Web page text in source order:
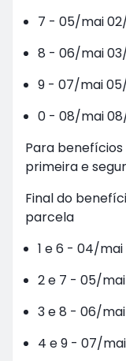
7 - 05/mai
8 - 06/mai
9 - 07/mai
0 - 08/mai
Para
primeira e
Final do
parcela
1 e 6 - 04/mai
2 e 7 - 05/
3 e 8 - 06/
4 e 9 - 07/